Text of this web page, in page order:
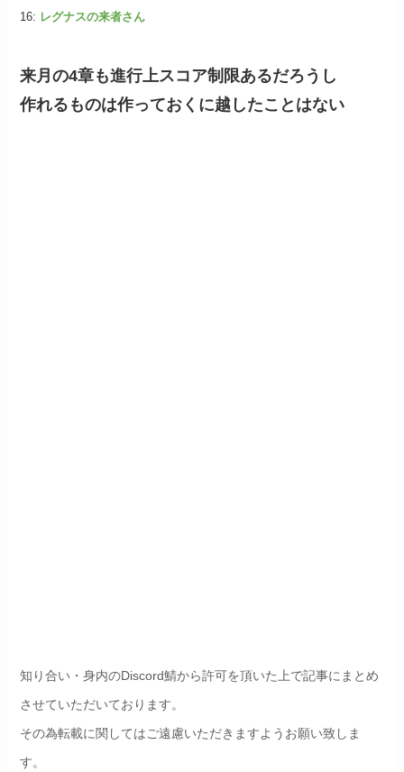
16: レグナスの来者さん
来月の4章も進行上スコア制限あるだろうし
作れるものは作っておくに越したことはない
知り合い・身内のDiscord鯖から許可を頂いた上で記事にまとめ
させていただいております。
その為転載に関してはご遠慮いただきますようお願い致しま
す。